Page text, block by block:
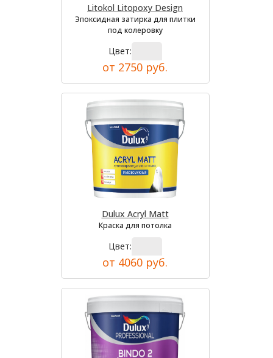
Litokol Litopoxy Design
Эпоксидная затирка для плитки
под колеровку
Цвет:
от 2750 руб.
Dulux Acryl Matt
Краска для потолка
Цвет:
от 4060 руб.